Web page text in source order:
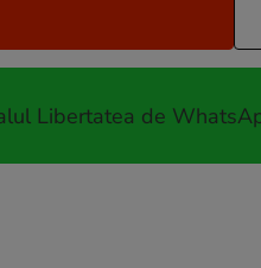
Libertatea de